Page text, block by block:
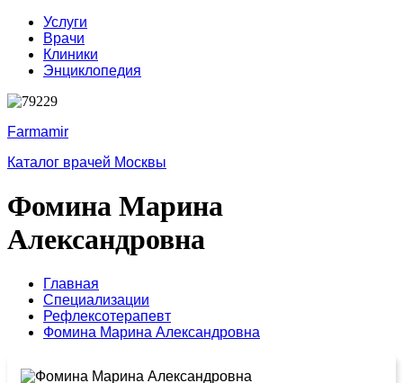
Услуги
Врачи
Клиники
Энциклопедия
Farmamir
Каталог врачей Москвы
Фомина Марина
Александровна
Главная
Специализации
Рефлексотерапевт
Фомина Марина Александровна